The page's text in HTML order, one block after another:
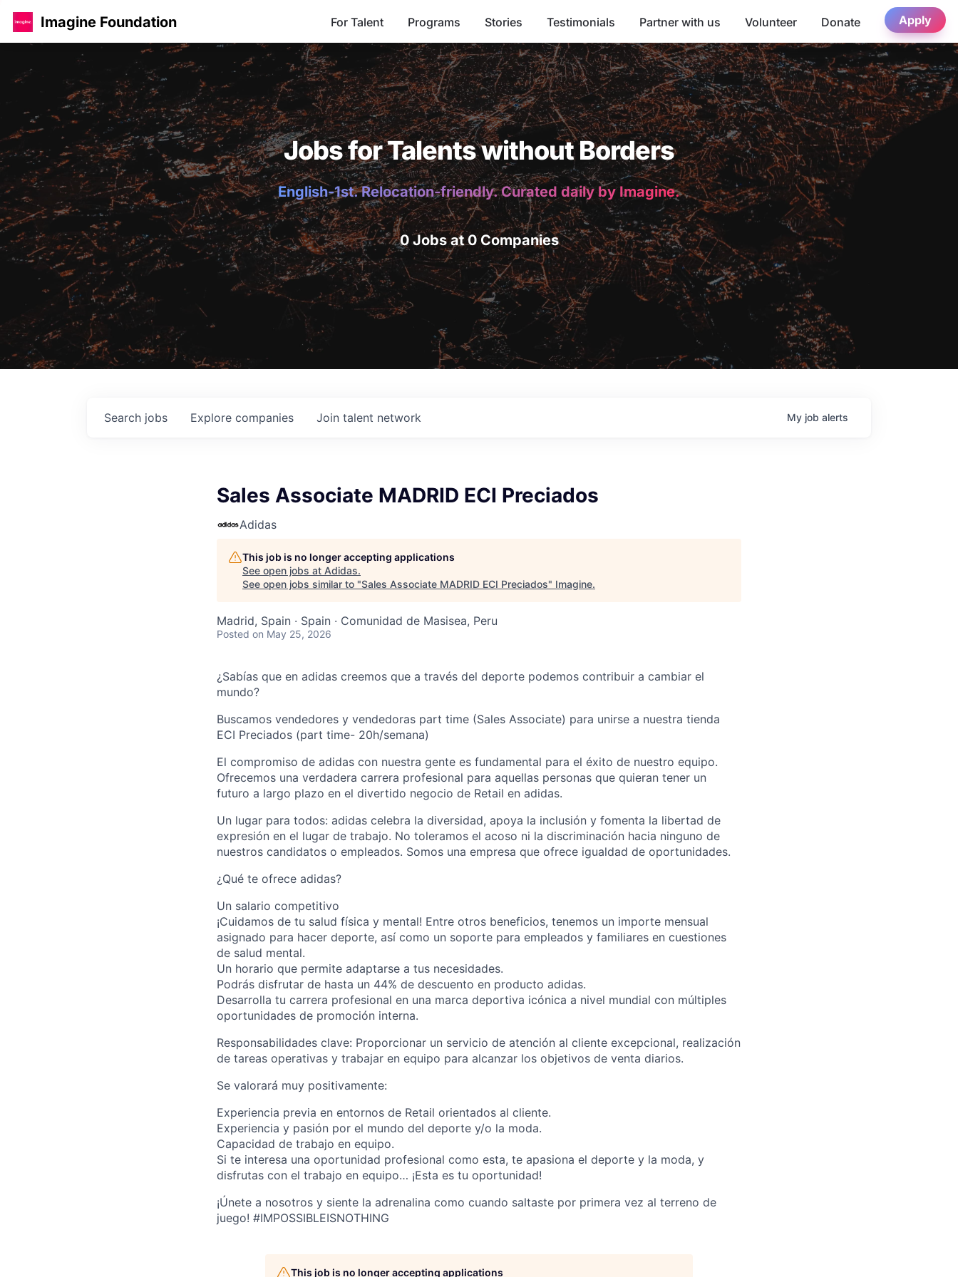
Imagine Foundation For Talent Programs Stories Testimonials Partner with us Volunteer Donate Apply
Jobs for Talents without Borders
English-1st. Relocation-friendly. Curated daily by Imagine.
0 Jobs at 0 Companies
Search jobs Explore companies Join talent network My job alerts
Sales Associate MADRID ECI Preciados
Adidas
This job is no longer accepting applications
See open jobs at Adidas.
See open jobs similar to "Sales Associate MADRID ECI Preciados" Imagine.
Madrid, Spain · Spain · Comunidad de Masisea, Peru
Posted on May 25, 2026
¿Sabías que en adidas creemos que a través del deporte podemos contribuir a cambiar el
mundo?
Buscamos vendedores y vendedoras part time (Sales Associate) para unirse a nuestra tienda
ECI Preciados (part time- 20h/semana)
El compromiso de adidas con nuestra gente es fundamental para el éxito de nuestro equipo.
Ofrecemos una verdadera carrera profesional para aquellas personas que quieran tener un
futuro a largo plazo en el divertido negocio de Retail en adidas.
Un lugar para todos: adidas celebra la diversidad, apoya la inclusión y fomenta la libertad de
expresión en el lugar de trabajo. No toleramos el acoso ni la discriminación hacia ninguno de
nuestros candidatos o empleados. Somos una empresa que ofrece igualdad de oportunidades.
¿Qué te ofrece adidas?
Un salario competitivo
¡Cuidamos de tu salud física y mental! Entre otros beneficios, tenemos un importe mensual
asignado para hacer deporte, así como un soporte para empleados y familiares en cuestiones
de salud mental.
Un horario que permite adaptarse a tus necesidades.
Podrás disfrutar de hasta un 44% de descuento en producto adidas.
Desarrolla tu carrera profesional en una marca deportiva icónica a nivel mundial con múltiples
oportunidades de promoción interna.
Responsabilidades clave: Proporcionar un servicio de atención al cliente excepcional, realización
de tareas operativas y trabajar en equipo para alcanzar los objetivos de venta diarios.
Se valorará muy positivamente:
Experiencia previa en entornos de Retail orientados al cliente.
Experiencia y pasión por el mundo del deporte y/o la moda.
Capacidad de trabajo en equipo.
Si te interesa una oportunidad profesional como esta, te apasiona el deporte y la moda, y
disfrutas con el trabajo en equipo… ¡Esta es tu oportunidad!
¡Únete a nosotros y siente la adrenalina como cuando saltaste por primera vez al terreno de
juego! #IMPOSSIBLEISNOTHING
This job is no longer accepting applications